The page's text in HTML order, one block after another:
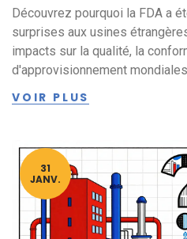
Découvrez pourquoi la FDA a
surprises aux usines
impacts sur la qualité, la
d'approvisionnement
VOIR PLUS
31
JANV.